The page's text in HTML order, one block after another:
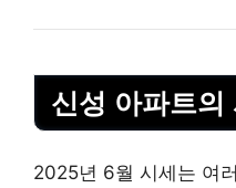
신성 아파트의
2025년 6월 시세는 여